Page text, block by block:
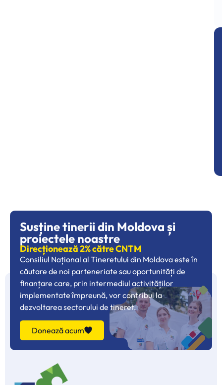
Susține tinerii din Moldova și
proiectele noastre
Direcționează 2% către CNTM
Consiliul Național al Tineretului din Moldova este în
căutare de noi parteneriate sau oportunități de
finanțare care, prin intermediul activităților
implementate împreună, vor contribui la
dezvoltarea sectorului de tineret.
Donează acum